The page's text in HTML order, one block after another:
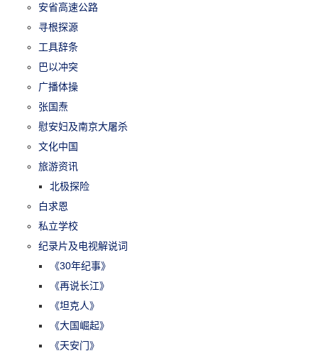
安省高速公路
寻根探源
工具辞条
巴以冲突
广播体操
张国焘
慰安妇及南京大屠杀
文化中国
旅游资讯
北极探险
白求恩
私立学校
纪录片及电视解说词
《30年纪事》
《再说长江》
《坦克人》
《大国崛起》
《天安门》